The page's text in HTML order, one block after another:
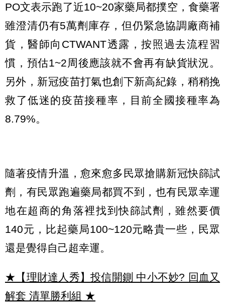
PO文表示跑了近10~20家藥局都撲空，食藥署
雖澄清仍有5萬劑庫存，但仍緊急協調廠商補
貨，醫師向CTWANT透露，按照過去流程習
慣，預估1~2周後應該就不會再有缺貨狀況。
另外，新冠疫苗打氣也創下新高紀錄，稍稍挽
救了低迷的疫苗接種率，目前全國接種率為
8.79%。
隨著疫情升溫，愈來愈多民眾搶購新冠快篩試
劑，有民眾跑遍藥局都買不到，也有民眾幸運
地在超商的角落裡找到快篩試劑，雖然要價
140元，比起藥局100~120元略貴一些，民眾
還是覺得自己超幸運。
★【理財達人秀】投信開鍘 中小不妙? 回血又
解套 清單勝利組 ★